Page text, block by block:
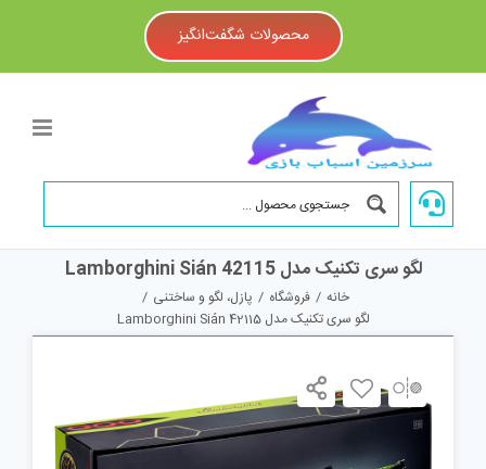
محصولات شگفت‌انگیز
لگو سری تکنیک مدل Lamborghini Sián 42115
خانه / فروشگاه / پازل، لگو و ساختنی /
لگو سری تکنیک مدل Lamborghini Sián 42115